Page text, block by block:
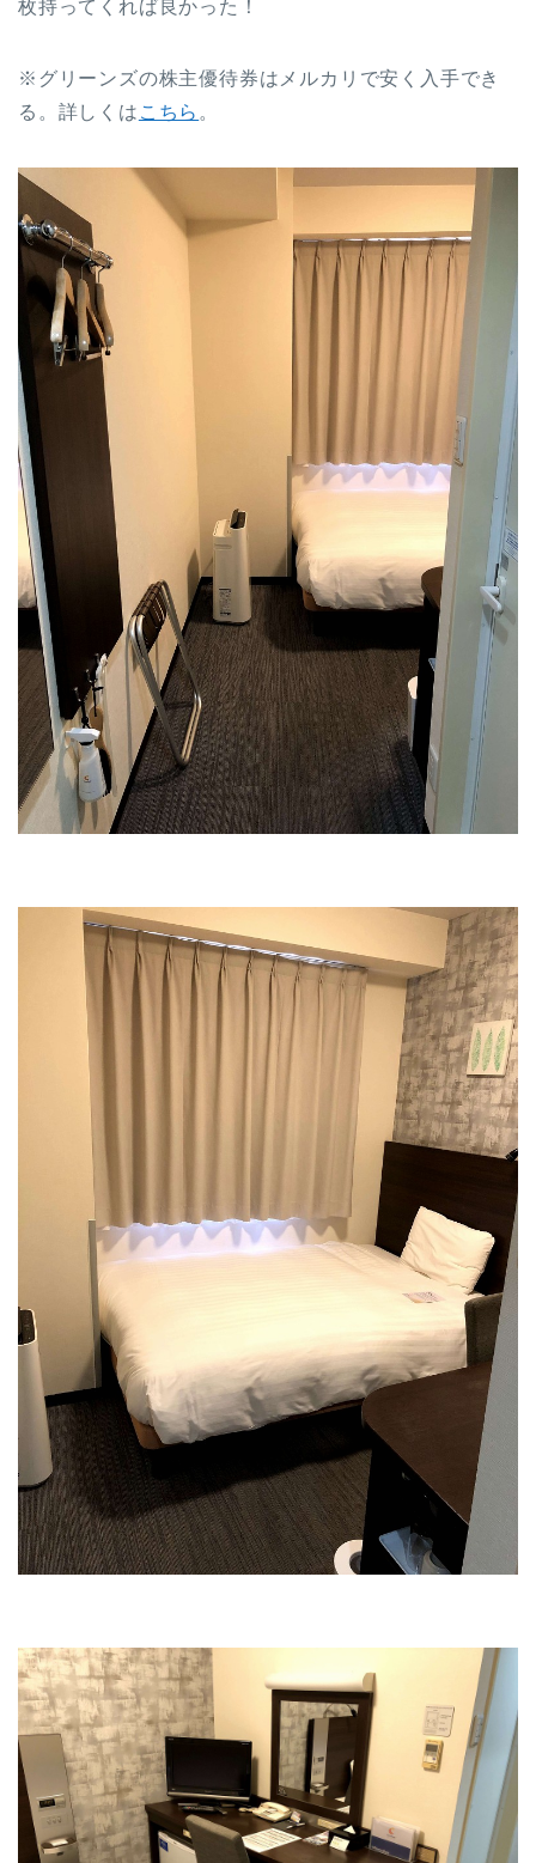
枚持ってくれば良かった！
※グリーンズの株主優待券はメルカリで安く入手でき
る。詳しくは こちら 。